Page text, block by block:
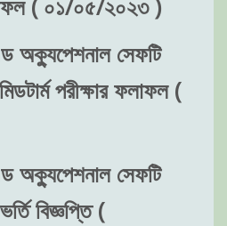
অক্যুপেশনাল সেফটি
পরীক্ষার ফলাফল (
অক্যুপেশনাল সেফটি
বিজ্ঞপ্তি (